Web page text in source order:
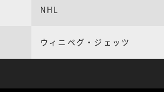
NHL
ウィニペグ・ジェッツ